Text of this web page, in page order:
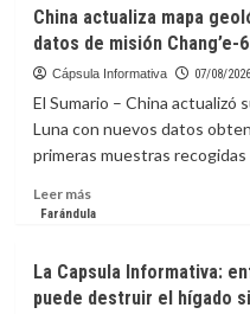
presenta
la
candidatura
de
para
los
2030
China actualiza mapa
datos de misión Chang’e-6
Cápsula Informativa 07/08/2026
El Sumario – China actualizó
Luna con nuevos datos
primeras muestras recogidas
Leer másLeer
más
actualiza
mapa
Farándula
La Capsula Informativa:
puede destruir el hígado